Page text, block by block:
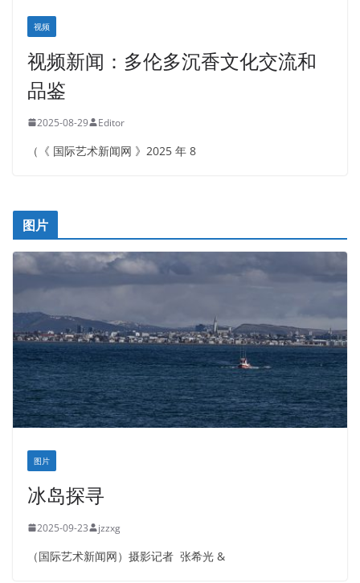
视频
视频新闻：多伦多沉香文化交流和
品鉴
2025-08-29 Editor
（《 国际艺术新闻网 》2025 年 8
图片
图片
冰岛探寻
2025-09-23 jzzxg
（国际艺术新闻网）摄影记者 张希光 &